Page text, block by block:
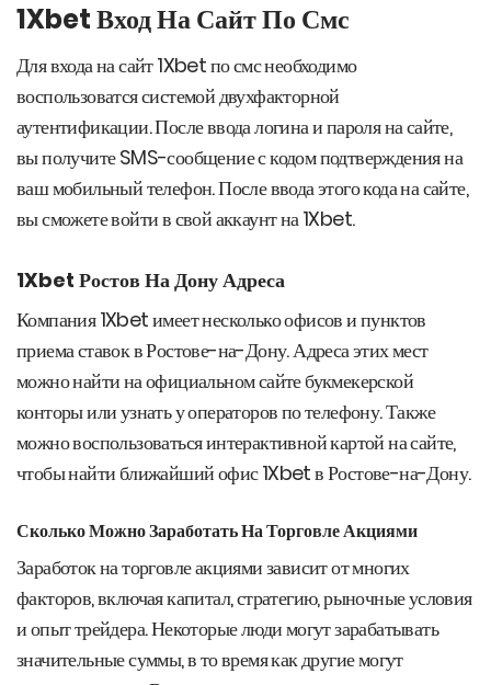
1Xbet Вход На Сайт По Смс
Для входа на сайт 1Xbet по смс необходимо
воспользоватся системой двухфакторной
аутентификации. После ввода логина и пароля на сайте,
вы получите SMS-сообщение с кодом подтверждения на
ваш мобильный телефон. После ввода этого кода на сайте,
вы сможете войти в свой аккаунт на 1Xbet.
1Xbet Ростов На Дону Адреса
Компания 1Xbet имеет несколько офисов и пунктов
приема ставок в Ростове-на-Дону. Адреса этих мест
можно найти на официальном сайте букмекерской
конторы или узнать у операторов по телефону. Также
можно воспользоваться интерактивной картой на сайте,
чтобы найти ближайший офис 1Xbet в Ростове-на-Дону.
Сколько Можно Заработать На Торговле Акциями
Заработок на торговле акциями зависит от многих
факторов, включая капитал, стратегию, рыночные условия
и опыт трейдера. Некоторые люди могут зарабатывать
значительные суммы, в то время как другие могут